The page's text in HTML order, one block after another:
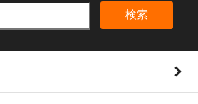
検索